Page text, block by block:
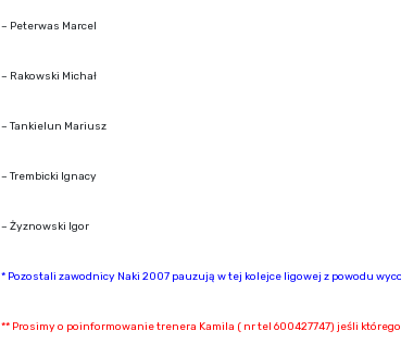
– Peterwas Marcel
– Rakowski Michał
– Tankielun Mariusz
– Trembicki Ignacy
– Żyznowski Igor
* Pozostali zawodnicy Naki 2007 pauzują w tej kolejce ligowej z powodu
** Prosimy o poinformowanie trenera Kamila ( nr tel 600427747) jeśli